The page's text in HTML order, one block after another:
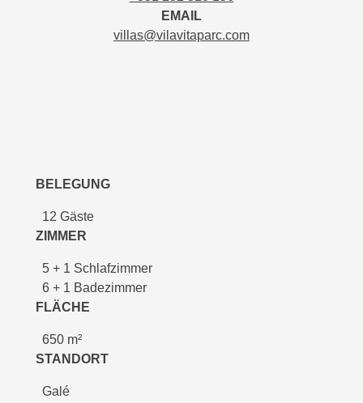
EMAIL
villas@vilavitaparc.com
BELEGUNG
12 Gäste
ZIMMER
5 + 1 Schlafzimmer
6 + 1 Badezimmer
FLÄCHE
650 m²
STANDORT
Galé